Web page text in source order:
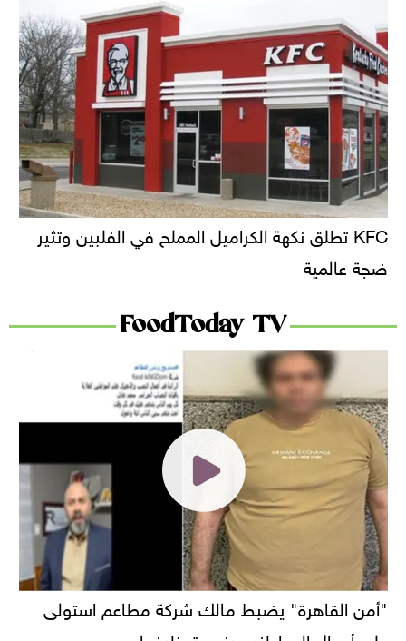
KFC تطلق نكهة الكراميل المملح في الفلبين وتثير
ضجة عالمية
FoodToday TV
"أمن القاهرة" يضبط مالك شركة مطاعم استولى